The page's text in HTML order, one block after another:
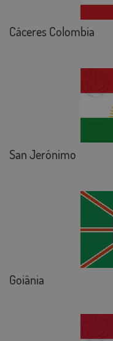
Cáceres Colombia
San Jerónimo
Goiânia